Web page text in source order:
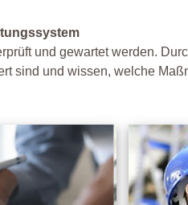
und gewartet werden.
sind und wissen, welche